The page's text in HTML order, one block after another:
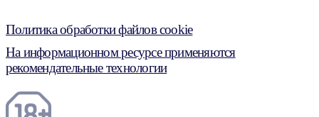
Политика обработки файлов cookie
На информационном ресурсе применяются
рекомендательные технологии